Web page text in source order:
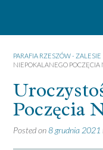
PARAFIA RZESZÓW - ZALESIE
NIEPOKALANEGO POCZĘCIA
Poczęcia
Posted on8 grudnia 2021